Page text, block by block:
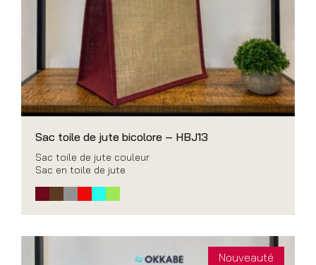
Sac toile de jute bicolore – HBJ13
Sac toile de jute couleur
Sac en toile de jute
Nouveauté